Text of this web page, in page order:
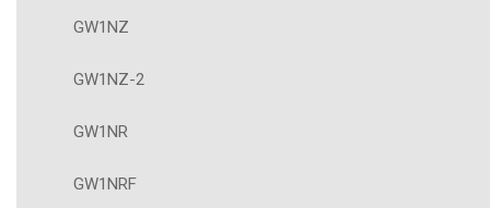
GW1NZ
GW1NZ-2
GW1NR
GW1NRF